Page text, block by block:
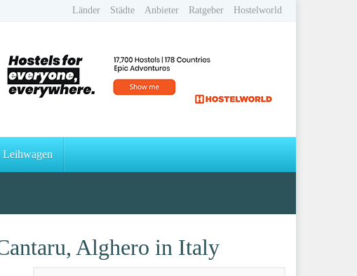
Länder Städte Anbieter Ratgeber Hostelworld
Leihwagen
Alghero in Italy